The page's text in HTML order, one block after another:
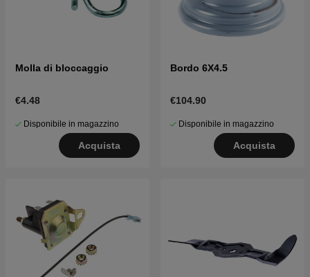
Molla di bloccaggio
€4.48
Disponibile in magazzino
Acquista
Bordo 6X4.5
€104.90
Disponibile in magazzino
Acquista